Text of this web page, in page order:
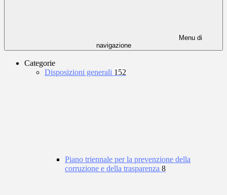
Menu di
navigazione
Categorie
Disposizioni generali 152
Piano triennale per la prevenzione della
corruzione e della trasparenza 8